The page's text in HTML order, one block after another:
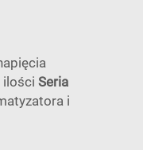
ilości Seria
i